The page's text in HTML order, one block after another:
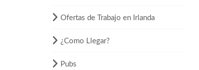
Ofertas de Trabajo en Irlanda
¿Como Llegar?
Pubs